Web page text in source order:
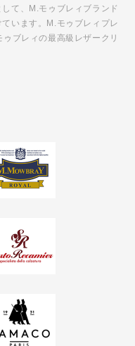
て、M.モゥブレィブランド
います。M.モゥブレィプレ
ブレィの最高級レザークリ